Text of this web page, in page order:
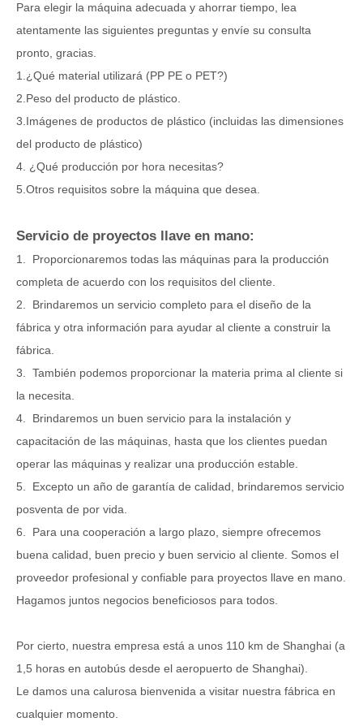
Para elegir la máquina adecuada y ahorrar tiempo, lea
atentamente las siguientes preguntas y envíe su consulta
pronto, gracias.
1.¿Qué material utilizará (PP PE o PET?)
2.Peso del producto de plástico.
3.Imágenes de productos de plástico (incluidas las dimensiones
del producto de plástico)
4. ¿Qué producción por hora necesitas?
5.Otros requisitos sobre la máquina que desea.
Servicio de proyectos llave en mano:
1. Proporcionaremos todas las máquinas para la producción
completa de acuerdo con los requisitos del cliente.
2. Brindaremos un servicio completo para el diseño de la
fábrica y otra información para ayudar al cliente a construir la
fábrica.
3. También podemos proporcionar la materia prima al cliente si
la necesita.
4. Brindaremos un buen servicio para la instalación y
capacitación de las máquinas, hasta que los clientes puedan
operar las máquinas y realizar una producción estable.
5. Excepto un año de garantía de calidad, brindaremos servicio
posventa de por vida.
6. Para una cooperación a largo plazo, siempre ofrecemos
buena calidad, buen precio y buen servicio al cliente. Somos el
proveedor profesional y confiable para proyectos llave en mano.
Hagamos juntos negocios beneficiosos para todos.
Por cierto, nuestra empresa está a unos 110 km de Shanghai (a
1,5 horas en autobús desde el aeropuerto de Shanghai).
Le damos una calurosa bienvenida a visitar nuestra fábrica en
cualquier momento.